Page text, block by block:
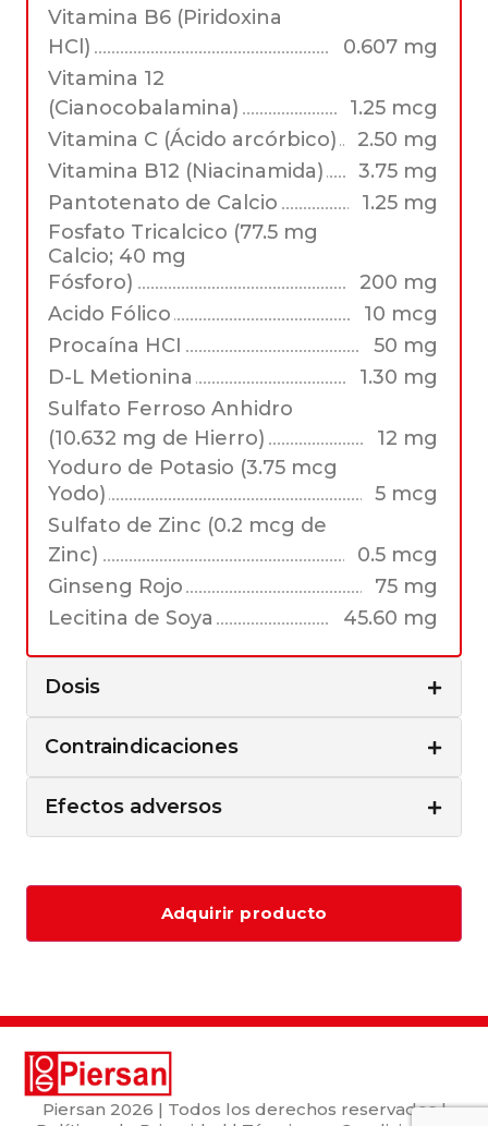
Vitamina B6 (Piridoxina
HCl)
0.607 mg
Vitamina 12
(Cianocobalamina)
1.25 mcg
Vitamina C (Ácido arcórbico)
2.50 mg
Vitamina B12 (Niacinamida)
3.75 mg
Pantotenato de Calcio
1.25 mg
Fosfato Tricalcico (77.5 mg
Calcio; 40 mg
Fósforo)
200 mg
Acido Fólico
10 mcg
Procaína HCI
50 mg
D-L Metionina
1.30 mg
Sulfato Ferroso Anhidro
(10.632 mg de Hierro)
12 mg
Yoduro de Potasio (3.75 mcg
Yodo)
5 mcg
Sulfato de Zinc (0.2 mcg de
Zinc)
0.5 mcg
Ginseng Rojo
75 mg
Lecitina de Soya
45.60 mg
Dosis
Contraindicaciones
Efectos adversos
Adquirir producto
Piersan 2026 | Todos los derechos reservados |